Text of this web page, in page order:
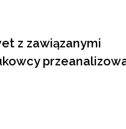
z zawiązanymi